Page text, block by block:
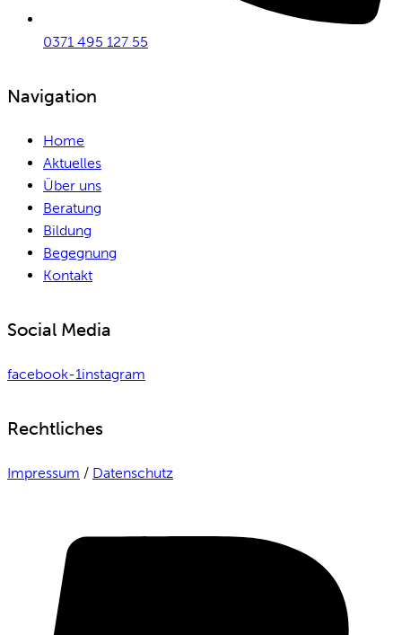
0371 495 127 55
Navigation
Home
Aktuelles
Über uns
Beratung
Bildung
Begegnung
Kontakt
Social Media
facebook-1instagram
Rechtliches
Impressum / Datenschutz